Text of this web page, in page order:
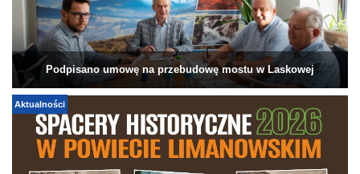
Podpisano umowę na przebudowę mostu w Laskowej
Aktualności